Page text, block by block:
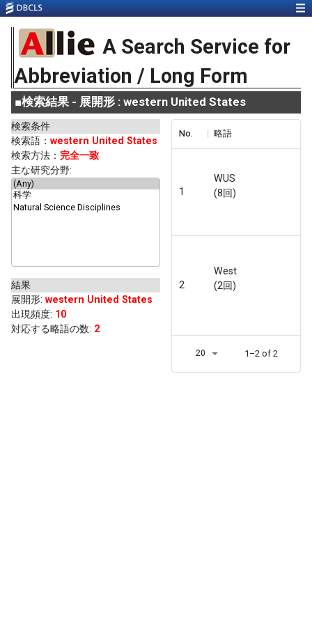
A Search Service for
Abbreviation / Long Form
■検索結果 - 展開形 : western United States
検索条件
検索語： western United States
検索方法： 完全一致
主な研究分野:
結果
展開形: western United States
出現頻度: 10
対応する略語の数: 2
No. 略語
1
WUS
(8回)
2
West
(2回)
20 1–2 of 2